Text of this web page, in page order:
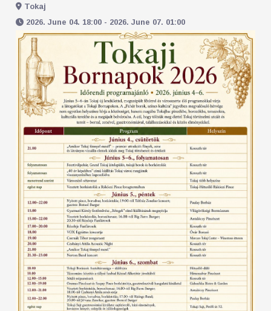
Tokaj
2026. June 04. 18:00 - 2026. June 07. 01:00